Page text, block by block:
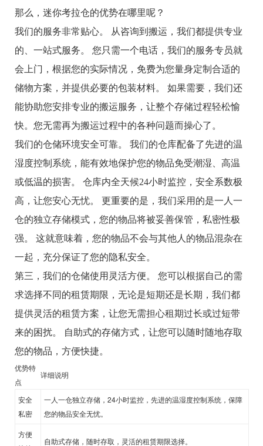
那么，迷你考拉仓的优势在哪里呢？
我们的服务非常贴心。 从咨询到搬运，我们都提供专业
的、一站式服务。 您只需一个电话，我们的服务专员就
会上门，根据您的实际情况，免费为您量身定制合适的
储物方案，并提供必要的包装材料。 如果需要，我们还
能协助您安排专业的搬运服务，让整个存储过程轻松愉
快。您无需再为搬运过程中的各种问题而操心了。
我们的仓储环境安全可靠。 我们的仓库配备了先进的温
湿度控制系统，能有效地保护您的物品免受潮湿、高温
或低温的损害。 仓库内全天候24小时监控，安全系数极
高，让您安心无忧。 更重要的是，我们采用的是一人一
仓的独立存储模式，您的物品将被妥善保管，私密性极
强。 这就意味着，您的物品不会与其他人的物品混杂在
一起，充分保证了您的隐私安全。
第三，我们的仓储使用灵活方便。 您可以根据自己的需
求选择不同的租赁期限，无论是短期还是长期，我们都
提供灵活的租赁方案，让您无需担心租期过长或过短带
来的困扰。 自助式的存储方式，让您可以随时随地存取
您的物品，方便快捷。
优势特
点
详细说明
安全
私密
一人一仓独立存储，24小时监控，先进的温湿度控制系统，保障
您的物品安全无忧。
方便
自助式存储，随时存取，灵活的租赁期限选择。